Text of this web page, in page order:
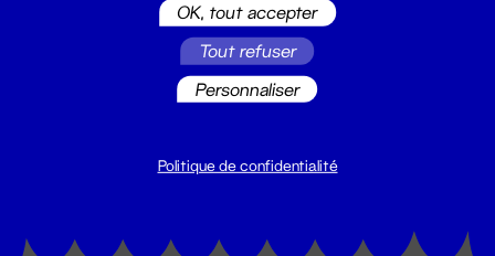
billetterie@leGrandT.fr
OK, tout accepter
Tout refuser
Personnaliser
Politique de confidentialité